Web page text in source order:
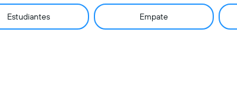
Estudiantes Empate